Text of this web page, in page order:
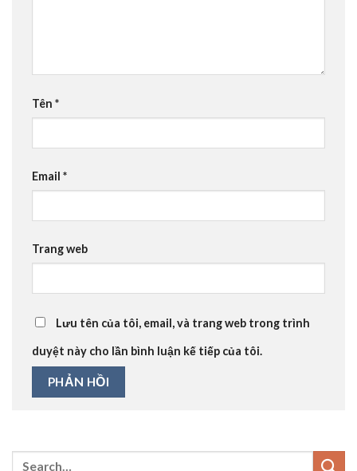
Tên *
Email *
Trang web
Lưu tên của tôi, email, và trang web trong trình
duyệt này cho lần bình luận kế tiếp của tôi.